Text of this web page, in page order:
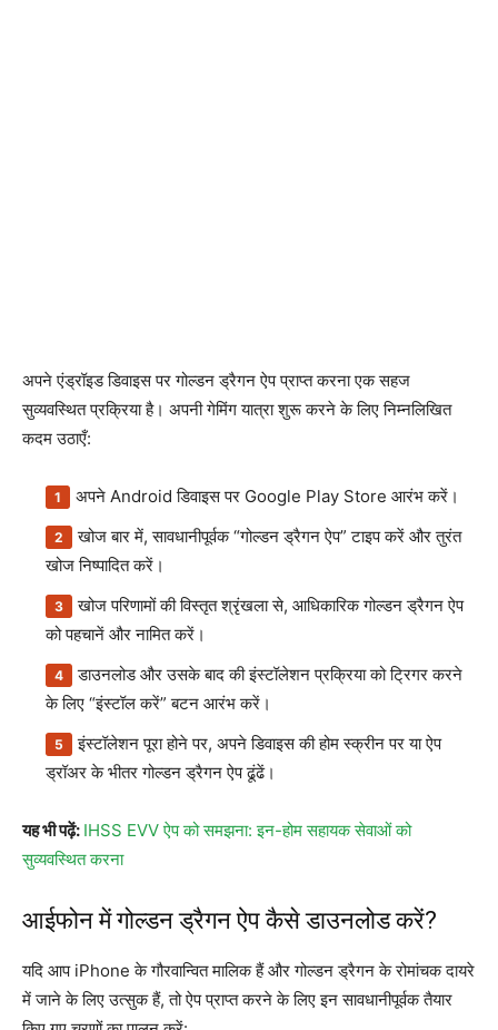
अपने एंड्रॉइड डिवाइस पर गोल्डन ड्रैगन ऐप प्राप्त करना एक सहज
सुव्यवस्थित प्रक्रिया है। अपनी गेमिंग यात्रा शुरू करने के लिए निम्नलिखित
कदम उठाएँ:
अपने Android डिवाइस पर Google Play Store आरंभ करें।
खोज बार में, सावधानीपूर्वक “गोल्डन ड्रैगन ऐप” टाइप करें और तुरंत
खोज निष्पादित करें।
खोज परिणामों की विस्तृत श्रृंखला से, आधिकारिक गोल्डन ड्रैगन ऐप
को पहचानें और नामित करें।
डाउनलोड और उसके बाद की इंस्टॉलेशन प्रक्रिया को ट्रिगर करने
के लिए “इंस्टॉल करें” बटन आरंभ करें।
इंस्टॉलेशन पूरा होने पर, अपने डिवाइस की होम स्क्रीन पर या ऐप
ड्रॉअर के भीतर गोल्डन ड्रैगन ऐप ढूंढें।
यह भी पढ़ें: IHSS EVV ऐप को समझना: इन-होम सहायक सेवाओं को
सुव्यवस्थित करना
आईफोन में गोल्डन ड्रैगन ऐप कैसे डाउनलोड करें?
यदि आप iPhone के गौरवान्वित मालिक हैं और गोल्डन ड्रैगन के रोमांचक दायरे
में जाने के लिए उत्सुक हैं, तो ऐप प्राप्त करने के लिए इन सावधानीपूर्वक तैयार